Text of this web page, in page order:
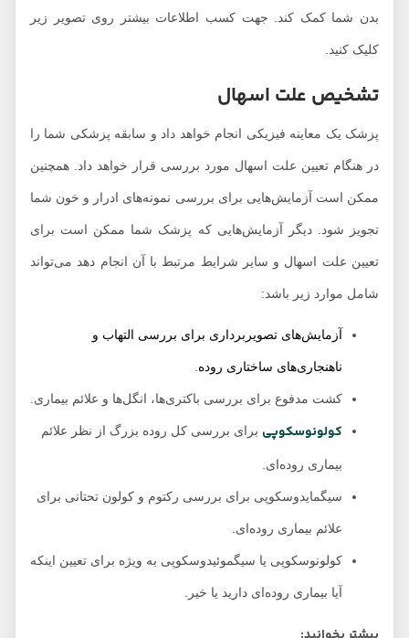
بدن شما کمک کند. جهت کسب اطلاعات بیشتر روی تصویر زیر
کلیک کنید.
تشخیص علت اسهال
پزشک یک معاینه فیزیکی انجام خواهد داد و سابقه پزشکی شما را
در هنگام تعیین علت اسهال مورد بررسی قرار خواهد داد. همچنین
ممکن است آزمایش‌هایی برای بررسی نمونه‌های ادرار و خون شما
تجویز شود. دیگر آزمایش‌هایی که پزشک شما ممکن است برای
تعیین علت اسهال و سایر شرایط مرتبط با آن انجام دهد می‌تواند
شامل موارد زیر باشد:
آزمایش‌های تصویربرداری برای بررسی التهاب و
ناهنجاری‌های ساختاری روده
کشت مدفوع برای بررسی باکتری‌ها، انگل‌ها و علائم بیماری.
کولونوسکوپیبرای بررسی کل روده بزرگ از نظر علائم
بیماری روده‌ای.
سیگمایدوسکوپی برای بررسی رکتوم و کولون تحتانی برای
علائم بیماری روده‌ای.
کولونوسکوپی یا سیگموئیدوسکوپی به ویژه برای تعیین اینکه
آیا بیماری روده‌ای دارید یا خیر.